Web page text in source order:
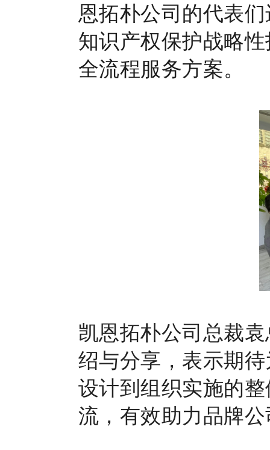
恩拓朴公司的代表
知识产权保护战略
全流程服务方案。
凯恩拓朴公司总裁
绍与分享，表示期
设计到组织实施的
流，有效助力品牌